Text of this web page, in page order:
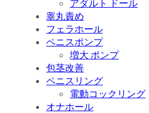
アダルト ドール
睾丸責め
フェラホール
ペニスポンプ
増大 ポンプ
包茎改善
ペニスリング
電動コックリング
オナホール